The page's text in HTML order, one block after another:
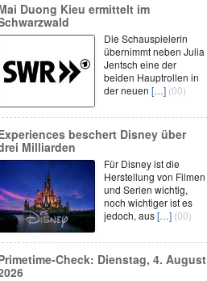
Duong Kieu ermittelt im
Die Schauspielerin
übernimmt neben Julia
Jentsch eine der
beiden Hauptrollen in
der neuen […] (00)
beschert Disney über
Milliarden
Für Disney ist die
Herstellung von Filmen
und Serien wichtig,
noch wichtiger ist es
jedoch, aus[…] (00)
Check: Dienstag, 4. August